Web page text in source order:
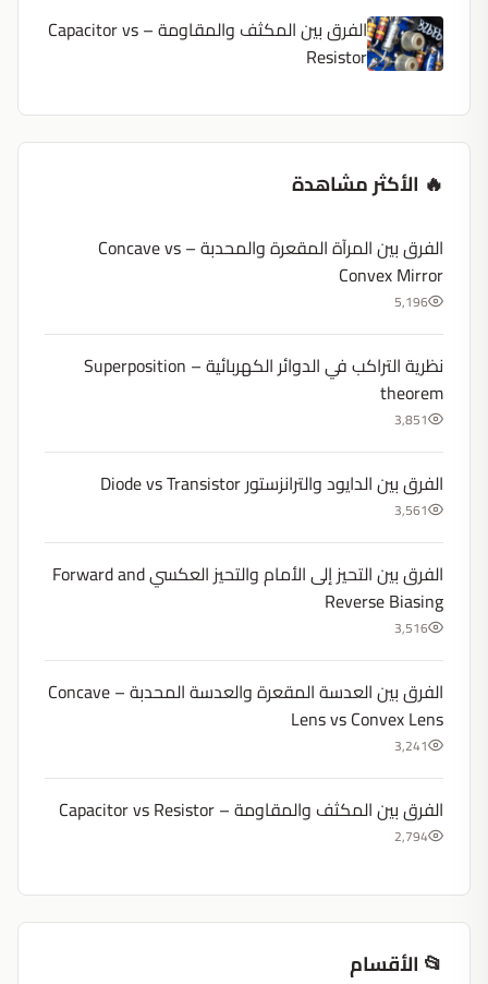
الفرق بين المكثف والمقاومة – Capacitor vs
Resistor
🔥 الأكثر مشاهدة
الفرق بين المرآة المقعرة والمحدبة – Concave vs
Convex Mirror
5,196
نظرية التراكب في الدوائر الكهربائية – Superposition
theorem
3,851
الفرق بين الدايود والترانزستور Diode vs Transistor
3,561
الفرق بين التحيز إلى الأمام والتحيز العكسي Forward and
Reverse Biasing
3,516
الفرق بين العدسة المقعرة والعدسة المحدبة – Concave
Lens vs Convex Lens
3,241
الفرق بين المكثف والمقاومة – Capacitor vs Resistor
2,794
📂 الأقسام